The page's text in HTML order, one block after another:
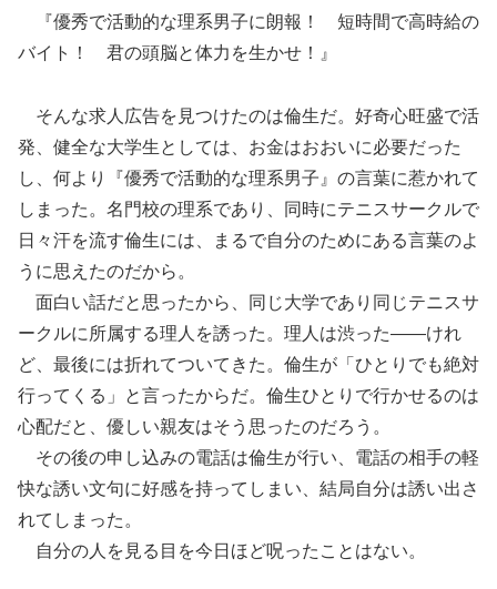
『優秀で活動的な理系男子に朗報！ 短時間で高時給の
バイト！ 君の頭脳と体力を生かせ！』
そんな求人広告を見つけたのは倫生だ。好奇心旺盛で活
発、健全な大学生としては、お金はおおいに必要だった
し、何より『優秀で活動的な理系男子』の言葉に惹かれて
しまった。名門校の理系であり、同時にテニスサークルで
日々汗を流す倫生には、まるで自分のためにある言葉のよ
うに思えたのだから。
面白い話だと思ったから、同じ大学であり同じテニスサ
ークルに所属する理人を誘った。理人は渋った――けれ
ど、最後には折れてついてきた。倫生が「ひとりでも絶対
行ってくる」と言ったからだ。倫生ひとりで行かせるのは
心配だと、優しい親友はそう思ったのだろう。
その後の申し込みの電話は倫生が行い、電話の相手の軽
快な誘い文句に好感を持ってしまい、結局自分は誘い出さ
れてしまった。
自分の人を見る目を今日ほど呪ったことはない。